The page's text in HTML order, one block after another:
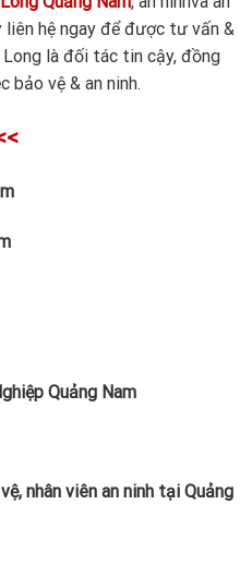
liên hệ ngay để được tư vấn &
là đối tác tin cậy, đồng
bảo vệ & an ninh.
Quảng Nam
nhân viên an ninh tại Quảng